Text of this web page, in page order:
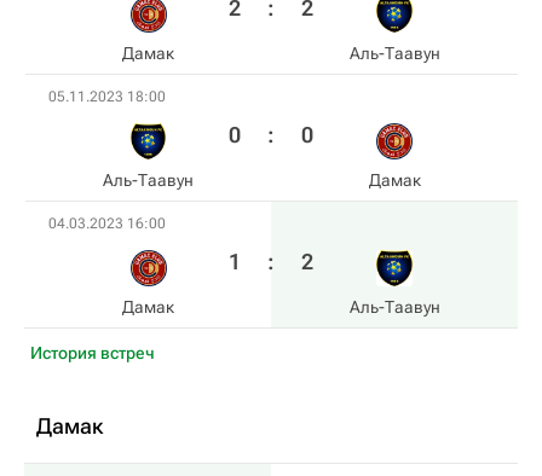
Дамак
2 : 2
Аль-Таавун
05.11.2023 18:00
Аль-Таавун
0 : 0
Дамак
04.03.2023 16:00
Дамак
1 : 2
Аль-Таавун
История встреч
Дамак